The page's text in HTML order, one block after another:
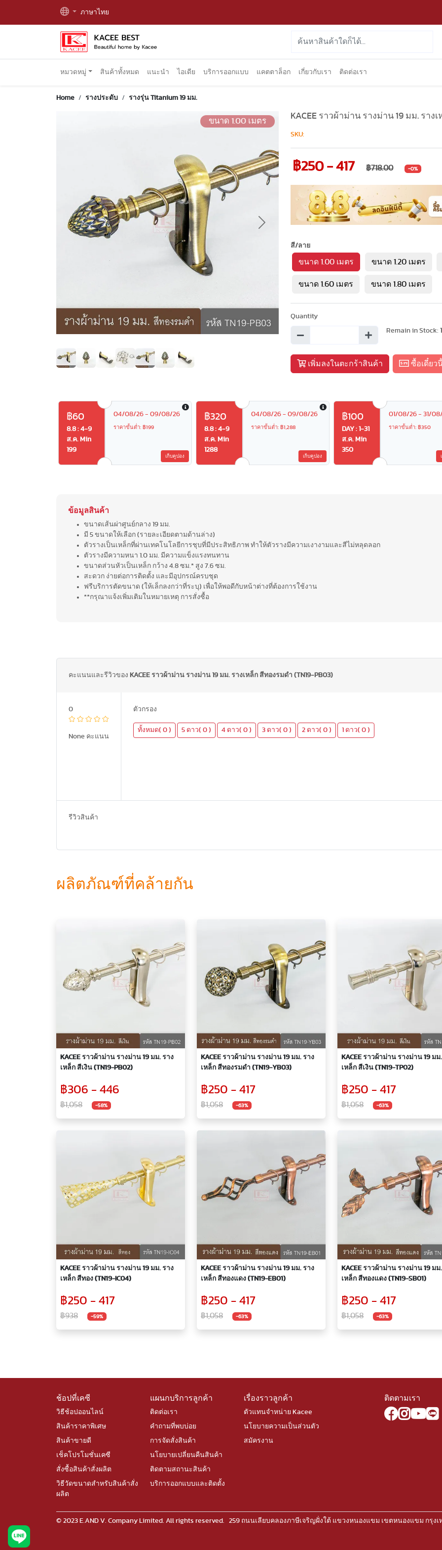
ภาษาไทย
หมวดหมู่ สินค้าทั้งหมด แนะนำ ไอเดีย บริการออกแบบ แคตตาล็อก เกี่ยวกับเรา ติดต่อเรา
Home รางประดับ รางรุ่น Titanium 19 มม.
ขนาด 1.00 เมตร
Previous Next
KACEE ราวผ้าม่าน รางม่าน 19 มม. ราง
SKU:
฿250 - 417 ฿718.00 -0%
สี/ลาย
ขนาด 1.00 เมตร ขนาด 1.20 เมตร
ขนาด 1.60 เมตร ขนาด 1.80 เมตร
Quantity
Remain in Stock:
เพิ่มลงในตะกร้าสินค้า ซื้อเดี๋ยว
฿60
8.8 : 4-9
ส.ค. Min
199
04/08/26 - 09/08/26
ราคาขั้นต่ำ: ฿199
เก็บคูปอง
฿320
8.8 : 4-9
ส.ค. Min
1288
04/08/26 - 09/08/26
ราคาขั้นต่ำ: ฿1,288
เก็บคูปอง
฿100
DAY : 1-31
ส.ค. Min
350
01/08/26 - 31/
ราคาขั้นต่ำ: ฿350
ข้อมูลสินค้า
ขนาดเส้นผ่าศูนย์กลาง 19 มม.
มี 5 ขนาดให้เลือก (รายละเอียดตามด้านล่าง)
ตัวรางเป็นเหล็กที่ผ่านเทคโนโลยีการชุบที่มีประสิทธิภาพ ทำให้ตัวรางมีความเงางามและสีไม่หลุดลอก
ตัวรางมีความหนา 1.0 มม. มีความแข็งแรงทนทาน
ขนาดส่วนหัวเป็นเหล็ก กว้าง 4.8 ซม.* สูง 7.6 ซม.
สะดวก ง่ายต่อการติดตั้ง และมีอุปกรณ์ครบชุด
ฟรีบริการตัดขนาด (ให้เล็กลงกว่าที่ระบุ) เพื่อให้พอดีกับหน้าต่างที่ต้องการใช้งาน
**กรุณาแจ้งเพิ่มเติมในหมายเหตุ การสั่งซื้อ
คะแนนและรีวิวของ KACEE ราวผ้าม่าน รางม่าน 19 มม. รางเหล็ก สีทองรมดำ (TN19-PB03)
0
None คะแนน
ตัวกรอง
ทั้งหมด( 0 ) 5 ดาว( 0 ) 4 ดาว( 0 ) 3 ดาว( 0 ) 2 ดาว( 0 ) 1 ดาว( 0 )
รีวิวสินค้า
ผลิตภัณฑ์ที่คล้ายกัน
KACEE ราวผ้าม่าน รางม่าน 19 มม. ราง
เหล็ก สีเงิน (TN19-PB02)
฿306 - 446
฿1,058 -58%
KACEE ราวผ้าม่าน รางม่าน 19 มม. ราง
เหล็ก สีทองรมดำ (TN19-YB03)
฿250 - 417
฿1,058 -63%
KACEE ราวผ้าม่าน รางม่าน 19 มม
เหล็ก สีเงิน (TN19-TP02)
฿250 - 417
฿1,058 -63%
KACEE ราวผ้าม่าน รางม่าน 19 มม. ราง
เหล็ก สีทอง (TN19-IC04)
฿250 - 417
฿938 -59%
KACEE ราวผ้าม่าน รางม่าน 19 มม. ราง
เหล็ก สีทองแดง (TN19-EB01)
฿250 - 417
฿1,058 -63%
KACEE ราวผ้าม่าน รางม่าน 19 มม
เหล็ก สีทองแดง (TN19-SB01)
฿250 - 417
฿1,058 -63%
ช้อปที่เคซี
วิธีช้อปออนไลน์
สินค้าราคาพิเศษ
สินค้าขายดี
เช็คโปรโมชั่นเคซี
สั่งซื้อสินค้าสั่งผลิต
วิธีวัดขนาดสำหรับสินค้าสั่ง
ผลิต
แผนกบริการลูกค้า
ติดต่อเรา
คำถามที่พบบ่อย
การจัดสั่งสินค้า
นโยบายเปลี่ยนคืนสินค้า
ติดตามสถานะสินค้า
บริการออกแบบและติดตั้ง
เรื่องราวลูกค้า
ตัวแทนจำหน่าย Kacee
นโยบายความเป็นส่วนตัว
สมัครงาน
ติดตามเรา
© 2023 E.AND V. Company Limited. All rights reserved. 259 ถนนเลียบคลองภาษีเจริญฝั่งใต้ แขวงหนองแขม เขตหนองแขม กรุงเ